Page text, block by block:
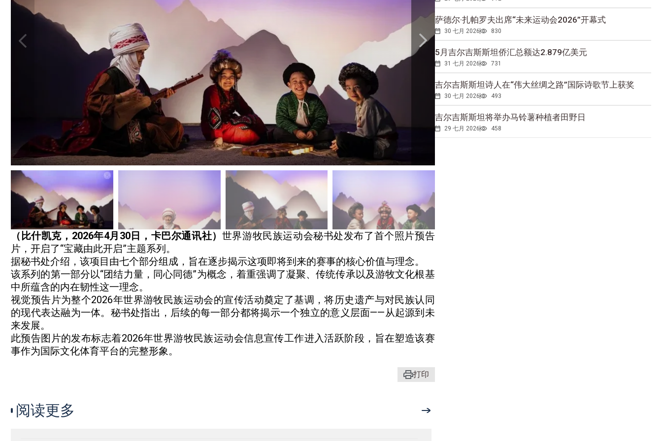
（比什凯克，2026年4月30日，卡巴尔通讯社） 世界游牧民族运动会秘书处发布了首个照片预告
片，开启了“宝藏由此开启”主题系列。
据秘书处介绍，该项目由七个部分组成，旨在逐步揭示这项即将到来的赛事的核心价值与理念。
该系列的第一部分以“团结力量，同心同德”为概念，着重强调了凝聚、传统传承以及游牧文化根基
中所蕴含的内在韧性这一理念。
视觉预告片为整个2026年世界游牧民族运动会的宣传活动奠定了基调，将历史遗产与对民族认同
的现代表达融为一体。秘书处指出，后续的每一部分都将揭示一个独立的意义层面——从起源到未
来发展。
此预告图片的发布标志着2026年世界游牧民族运动会信息宣传工作进入活跃阶段，旨在塑造该赛
事作为国际文化体育平台的完整形象。
打印
萨德尔·扎帕罗夫出席“未来运动会2026”开幕式
30 七月 2026 830
5月吉尔吉斯斯坦侨汇总额达2.879亿美元
31 七月 2026 731
吉尔吉斯斯坦诗人在“伟大丝绸之路”国际诗歌节上获奖
30 七月 2026 493
吉尔吉斯斯坦将举办马铃薯种植者田野日
29 七月 2026 458
阅读更多